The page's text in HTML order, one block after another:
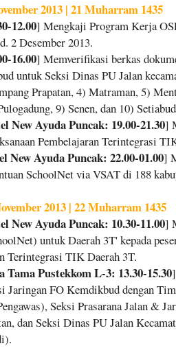
2013 | 21 Muharram 1435
12.00] Mengkaji Program Kerja
2 Desember 2013.
16.00] Memverifikasi berkas
untuk Seksi Dinas PU Jalan
Prapatan, 4) Matraman, 5)
9) Senen, dan 10)
New Ayuda Puncak: 19.00-21.30]
Pembelajaran Terintegrasi
New Ayuda Puncak: 22.00-01.00]
SchoolNet via VSAT di 188
2013 | 22 Muharram 1435
New Ayuda Puncak: 10.30-11.00]
untuk Daerah 3T' kepada
Terintegrasi TIK Daerah 3T.
Tama Pustekkom L-3: 13.30-15.30
Jaringan FO Kemdikbud dengan
Seksi Prasarana Jalan &
dan Seksi Dinas PU Jalan